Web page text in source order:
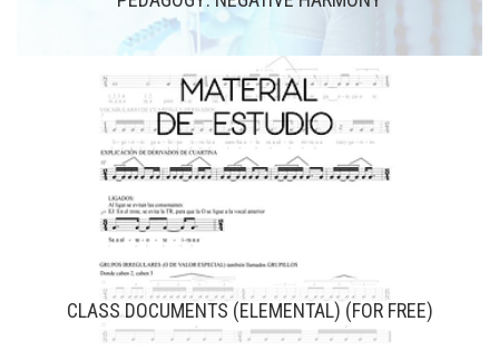
CLASS DOCUMENTS (ELEMENTAL) (FOR FREE)